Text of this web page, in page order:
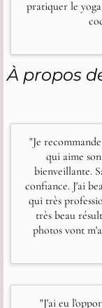
pratiquer le
À propos
"Je
qui aime
bienveillante.
confiance. J'ai
qui très
très beau
photos vont
"J'ai eu